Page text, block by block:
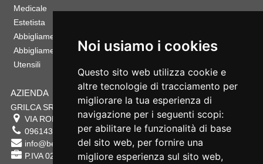
Noi usiamo i cookies
Questo sito web utilizza cookie e
altre tecnologie di tracciamento per
migliorare la tua esperienza di
navigazione per i seguenti scopi:
per abilitare le funzionalità di base
del sito web, per fornire una
migliore esperienza sul sito web,
Medicale
Estetista
Abbigliamento Sportivo
Abbigliamento Bambino
Utensili
AZIENDA
GRILCA SRL
VIA ROMA 180 88054 SERSALE CZ
0961432177
info@bestsafety.it
P.IVA 02342180797